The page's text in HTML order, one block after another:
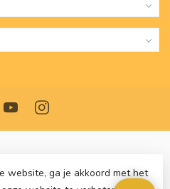
website, ga je akkoord met het